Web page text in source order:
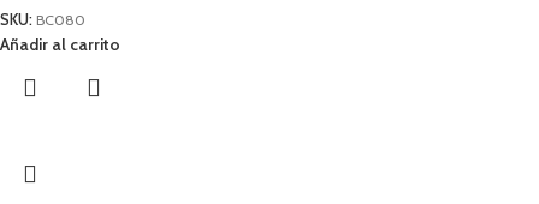
SKU: BC080
Añadir al carrito